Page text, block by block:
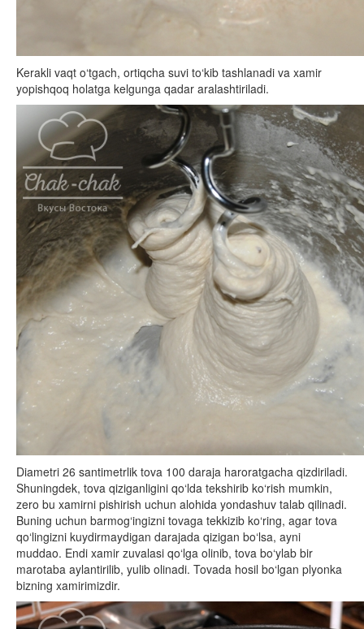
Kerakli vaqt o‘tgach, ortiqcha suvi to‘kib tashlanadi va xamir
yopishqoq holatga kelgunga qadar aralashtiriladi.
Diametri 26 santimetrlik tova 100 daraja haroratgacha qizdiriladi.
Shuningdek, tova qiziganligini qo‘lda tekshirib ko‘rish mumkin,
zero bu xamirni pishirish uchun alohida yondashuv talab qilinadi.
Buning uchun barmog‘ingizni tovaga tekkizib ko‘ring, agar tova
qo‘lingizni kuydirmaydigan darajada qizigan bo‘lsa, ayni
muddao. Endi xamir zuvalasi qo‘lga olinib, tova bo‘ylab bir
marotaba aylantirilib, yulib olinadi. Tovada hosil bo‘lgan plyonka
bizning xamirimizdir.